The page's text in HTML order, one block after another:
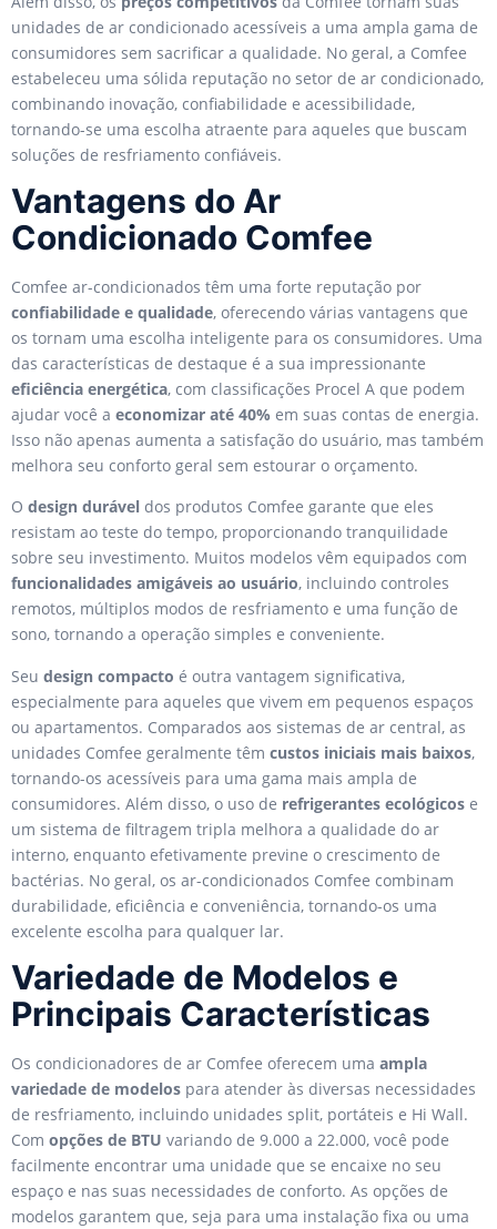
unidades de ar condicionado acessíveis a uma ampla gama de
consumidores sem sacrificar a qualidade. No geral, a Comfee
estabeleceu uma sólida reputação no setor de ar condicionado,
combinando inovação, confiabilidade e acessibilidade,
tornando-se uma escolha atraente para aqueles que buscam
soluções de resfriamento confiáveis.
Vantagens do Ar
Condicionado Comfee
Comfee ar-condicionados têm uma forte reputação por
confiabilidade e qualidade, oferecendo várias vantagens que
os tornam uma escolha inteligente para os consumidores. Uma
das características de destaque é a sua impressionante
eficiência energética, com classificações Procel A que podem
ajudar você a economizar até 40% em suas contas de energia.
Isso não apenas aumenta a satisfação do usuário, mas também
melhora seu conforto geral sem estourar o orçamento.
O design durável dos produtos Comfee garante que eles
resistam ao teste do tempo, proporcionando tranquilidade
sobre seu investimento. Muitos modelos vêm equipados com
funcionalidades amigáveis ao usuário, incluindo controles
remotos, múltiplos modos de resfriamento e uma função de
sono, tornando a operação simples e conveniente.
Seu design compacto é outra vantagem significativa,
especialmente para aqueles que vivem em pequenos espaços
ou apartamentos. Comparados aos sistemas de ar central, as
unidades Comfee geralmente têm custos iniciais mais baixos,
tornando-os acessíveis para uma gama mais ampla de
consumidores. Além disso, o uso de refrigerantes ecológicos e
um sistema de filtragem tripla melhora a qualidade do ar
interno, enquanto efetivamente previne o crescimento de
bactérias. No geral, os ar-condicionados Comfee combinam
durabilidade, eficiência e conveniência, tornando-os uma
excelente escolha para qualquer lar.
Variedade de Modelos e
Principais Características
Os condicionadores de ar Comfee oferecem uma ampla
variedade de modelos para atender às diversas necessidades
de resfriamento, incluindo unidades split, portáteis e Hi Wall.
Com opções de BTU variando de 9.000 a 22.000, você pode
facilmente encontrar uma unidade que se encaixe no seu
espaço e nas suas necessidades de conforto. As opções de
modelos garantem que, seja para uma instalação fixa ou uma